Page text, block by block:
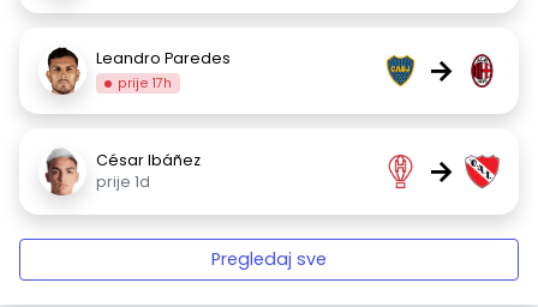
Leandro Paredes
prije 17h →
César Ibáñez
prije 1d
→
Pregledaj sve